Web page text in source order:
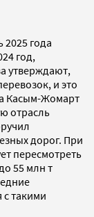
года
год,
утверждают,
и это
Касым-Жомарт
отрасль
дорог. При
пересмотреть
55 млн т
с такими